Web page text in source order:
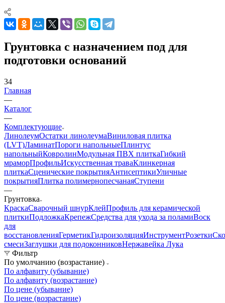
Грунтовка с назначением под для
подготовки оснований
34
Главная
—
Каталог
—
Комплектующие
ЛинолеумОстатки линолеумаВиниловая плитка
(LVT)ЛаминатПороги напольныеПлинтус
напольныйКовролинМодульная ПВХ плиткаГибкий
мраморПрофильИскусственная траваКлинкерная
плиткаСценические покрытияАнтисептикиУличные
покрытияПлитка полимернопесчанаяСтупени
—
Грунтовка
КраскаСварочный шнурКлейПрофиль для керамической
плиткиПодложкаКрепежСредства для ухода за поламиВоск
для
восстановленияГерметикГидроизоляцияИнструментРозетки
смесиЗаглушки для подоконниковНержавейка Лука
Фильтр
По умолчанию (возрастание)
По алфавиту (убывание)
По алфавиту (возрастание)
По цене (убывание)
По цене (возрастание)